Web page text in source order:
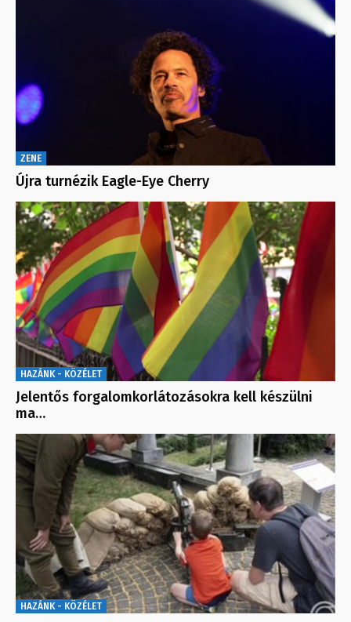
ZENE
Újra turnézik Eagle-Eye Cherry
HAZÁNK - KÖZÉLET
Jelentős forgalomkorlátozásokra kell készülni
ma…
HAZÁNK - KÖZÉLET